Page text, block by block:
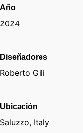
Año
2024
Diseñadores
Roberto Gili
Ubicación
Saluzzo, Italy